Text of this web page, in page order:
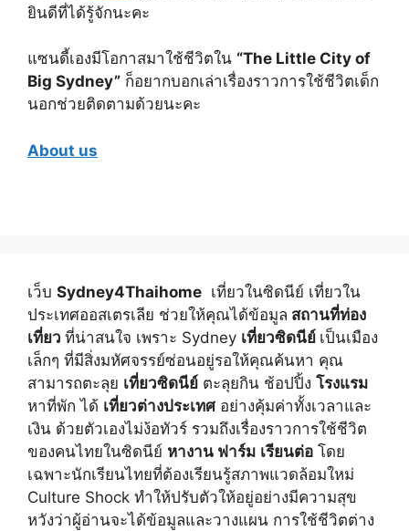
ยินดีที่ได้รู้จักนะคะ
แซนดี้เองมีโอกาสมาใช้ชีวิตใน “The Little City of
Big Sydney” ก็อยากบอกเล่าเรื่องราวการใช้ชีวิตเด็ก
นอกช่วยติดตามด้วยนะคะ
About us
เว็บ Sydney4Thaihome เที่ยวในซิดนีย์ เที่ยวใน
ประเทศออสเตรเลีย ช่วยให้คุณได้ข้อมูล สถานที่ท่อง
เที่ยว ที่น่าสนใจ เพราะ Sydney เที่ยวซิดนีย์ เป็นเมือง
เล็กๆ ที่มีสิ่งมหัศจรรย์ซ่อนอยู่รอให้คุณค้นหา คุณ
สามารถตะลุย เที่ยวซิดนีย์ ตะลุยกิน ช้อปปิ้ง โรงแรม
หาที่พัก ได้ เที่ยวต่างประเทศอย่างคุ้มค่าทั้งเวลาและ
เงิน ด้วยตัวเองไม่ง้อทัวร์ รวมถึงเรื่องราวการใช้ชีวิต
ของคนไทยในซิดนีย์ หางาน ฟาร์ม เรียนต่อ โดย
เฉพาะนักเรียนไทยที่ต้องเรียนรู้สภาพแวดล้อมใหม่
Culture Shock ทำให้ปรับตัวให้อยู่อย่างมีความสุข
หวังว่าผู้อ่านจะได้ข้อมูลและวางแผน การใช้ชีวิตต่าง